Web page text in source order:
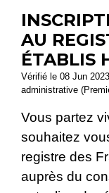
AU
ÉTABLIS
Vérifié le 08 Jun
administrative
Vous partez
souhaitez
registre des
auprès du